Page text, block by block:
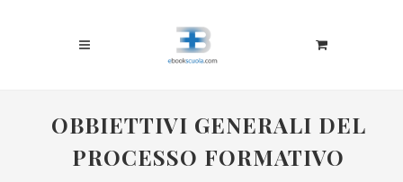
OBBIETTIVI GENERALI DEL
PROCESSO FORMATIVO